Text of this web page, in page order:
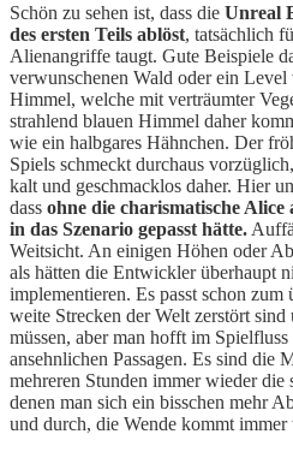
Schön zu sehen ist, dass die Unreal
des ersten Teils ablöst, tatsächlich
Alienangriffe taugt. Gute Beispiele
verwunschenen Wald oder ein
Himmel, welche mit verträumter
strahlend blauen Himmel daher
wie ein halbgares Hähnchen. Der
Spiels schmeckt durchaus
kalt und geschmacklos daher. Hier
dass ohne die charismatische
in das Szenario gepasst hätte.
Weitsicht. An einigen Höhen oder
als hätten die Entwickler überhaupt
implementieren. Es passt schon zum
weite Strecken der Welt zerstört
müssen, aber man hofft im
ansehnlichen Passagen. Es sind die
mehreren Stunden immer wieder die
denen man sich ein bisschen mehr
und durch, die Wende kommt immer